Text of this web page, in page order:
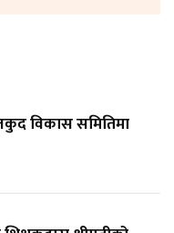
विकास समितिमा